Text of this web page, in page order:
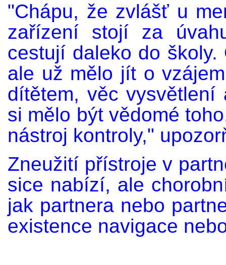
"Chápu, že zvlášť u
zařízení stojí za
cestují daleko do
ale už mělo jít o
dítětem, věc vysvětlení
si mělo být vědomé
nástroj kontroly,"
Zneužití přístroje v
sice nabízí, ale
jak partnera nebo
existence navigace